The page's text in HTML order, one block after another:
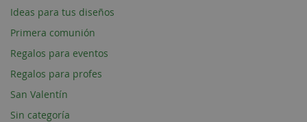
Ideas para tus diseños
Primera comunión
Regalos para eventos
Regalos para profes
San Valentín
Sin categoría